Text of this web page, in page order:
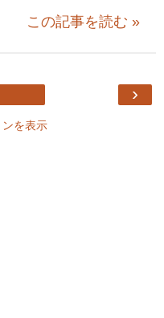
この記事を読む »
›
を表示